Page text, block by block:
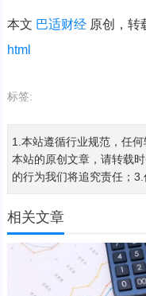
本文 巴适财经原创，转
html
标签:
1.本站遵循行业规范，任
本站的原创文章，请转载
的行为我们将追究责任；
相关文章